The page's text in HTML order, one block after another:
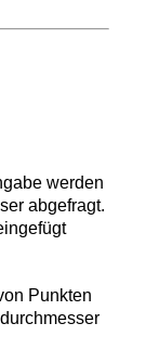
werden
abgefragt.
Punkten